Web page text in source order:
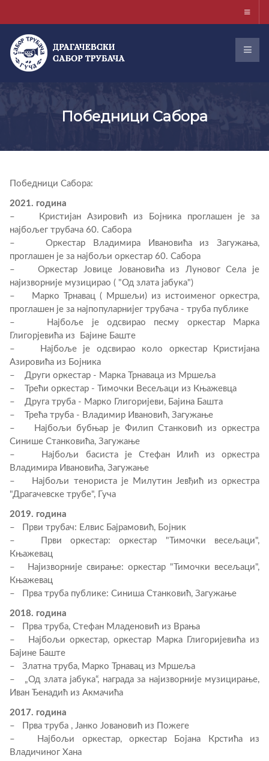
Победници Сабора
Победници Сабора:
2021. година
– Кристијан Азировић из Бојника проглашен је за
најбољег трубача 60. Сабора
– Оркестар Владимира Ивановића из Загужања,
проглашен је за најбољи оркестар 60. Сабора
– Оркестар Јовице Јовановића из Луновог Села је
најизворније музицирао ( "Од злата јабука")
– Марко Трнавац ( Мршељи) из истоименог оркестра,
проглашен је за најпопуларнијег трубача - труба публике
– Најбоље је одсвирао песму оркестар Марка
Глигорјевића из Бајине Баште
– Најбоље је одсвирао коло оркестар Кристијана
Азировића из Бојника
– Други оркестар - Марка Трнаваца из Мршеља
– Трећи оркестар - Тимочки Весељаци из Књажевца
– Друга труба - Марко Глигоријеви, Бајина Башта
– Трећа труба - Владимир Ивановић, Загужање
– Најбољи бубњар је Филип Станковић из оркестра
Синише Станковића, Загужање
– Најбољи басиста је Стефан Илић из оркестра
Владимира Ивановића, Загужање
– Најбољи тенориста је Милутин Јевђић из оркестра
"Драгачевске трубе", Гуча
2019. година
– Први трубач: Елвис Бајрамовић, Бојник
– Први оркестар: оркестар "Тимочки весељаци",
Књажевац
– Најизворније свирање: оркестар "Тимочки весељаци",
Књажевац
– Прва труба публике: Синиша Станковић, Загужање
2018. година
– Прва труба, Стефан Младеновић из Врања
– Најбољи оркестар, оркестар Марка Глигоријевића из
Бајине Баште
– Златна труба, Марко Трнавац из Мршеља
– „Од злата јабука“, награда за најизворније музицирање,
Иван Ђенадић из Акмачића
2017. година
– Прва труба , Јанко Јовановић из Пожеге
– Најбољи оркестар, оркестар Бојана Крстића из
Владичиног Хана